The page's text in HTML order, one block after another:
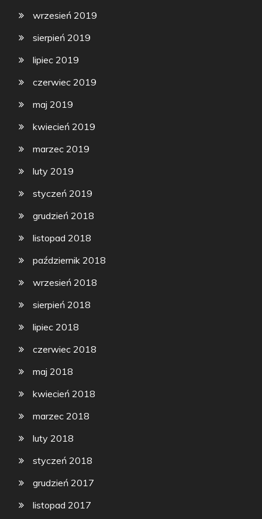
wrzesień 2019
sierpień 2019
lipiec 2019
czerwiec 2019
maj 2019
kwiecień 2019
marzec 2019
luty 2019
styczeń 2019
grudzień 2018
listopad 2018
październik 2018
wrzesień 2018
sierpień 2018
lipiec 2018
czerwiec 2018
maj 2018
kwiecień 2018
marzec 2018
luty 2018
styczeń 2018
grudzień 2017
listopad 2017